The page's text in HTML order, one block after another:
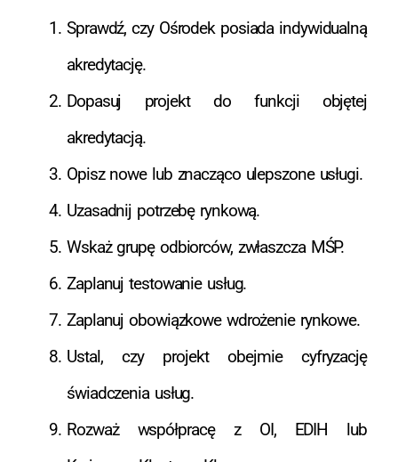
Sprawdź, czy Ośrodek posiada indywidualną
akredytację.
Dopasuj projekt do funkcji objętej
akredytacją.
Opisz nowe lub znacząco ulepszone usługi.
Uzasadnij potrzebę rynkową.
Wskaż grupę odbiorców, zwłaszcza MŚP.
Zaplanuj testowanie usług.
Zaplanuj obowiązkowe wdrożenie rynkowe.
Ustal, czy projekt obejmie cyfryzację
świadczenia usług.
Rozważ współpracę z OI, EDIH lub